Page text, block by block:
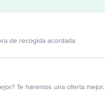
de recogida acordada
Te haremos una oferta mejor.